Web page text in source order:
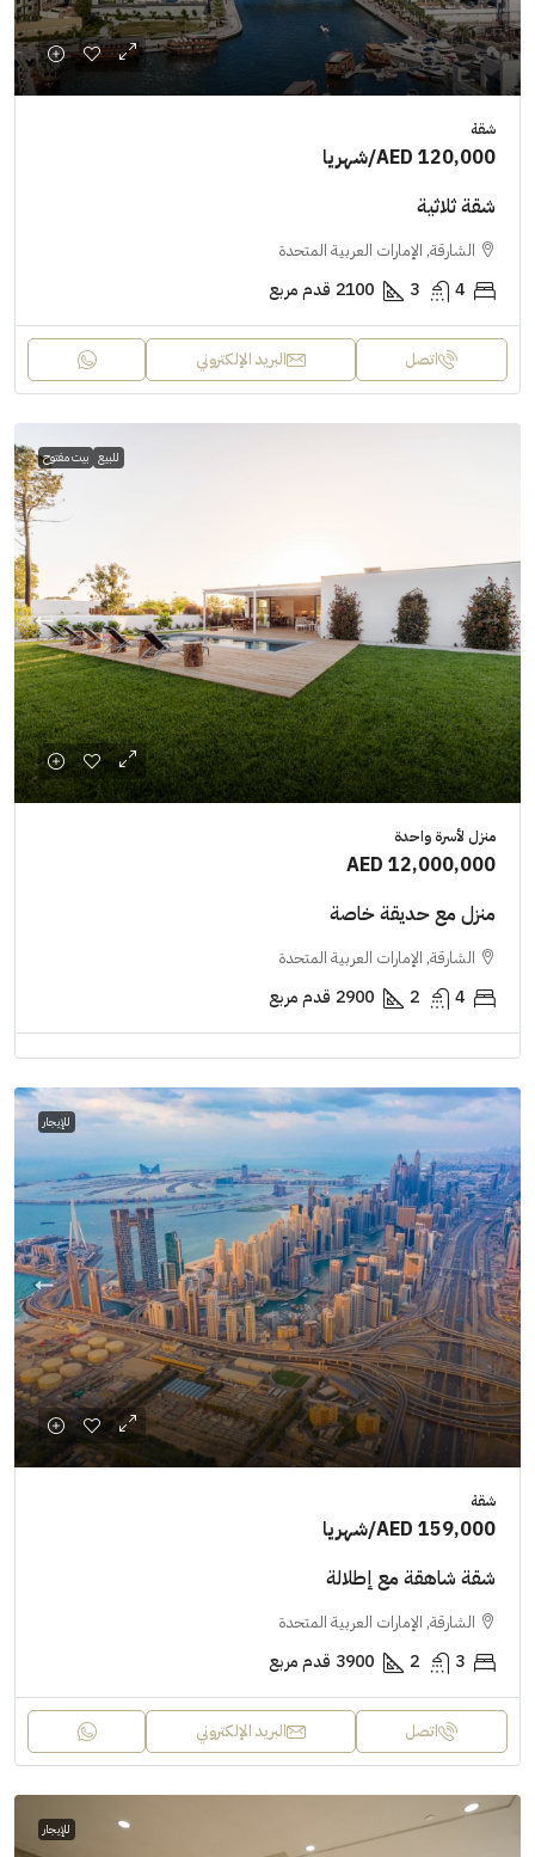
شقة
AED 120,000/شهريا
شقة ثلاثية
الشارقة, الإمارات العربية المتحدة
4
3
2100 قدم مربع
اتصل البريد الإلكتروني
للبيع بيت مفتوح
منزل لأسرة واحدة
AED 12,000,000
منزل مع حديقة خاصة
الشارقة, الإمارات العربية المتحدة
4
2
2900 قدم مربع
للإيجار
شقة
AED 159,000/شهريا
شقة شاهقة مع إطلالة
الشارقة, الإمارات العربية المتحدة
3
2
3900 قدم مربع
اتصل البريد الإلكتروني
للإيجار